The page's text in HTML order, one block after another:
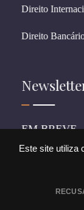
Este site utiliza
Direito
Direito
EM BREVE
© 2026
💬